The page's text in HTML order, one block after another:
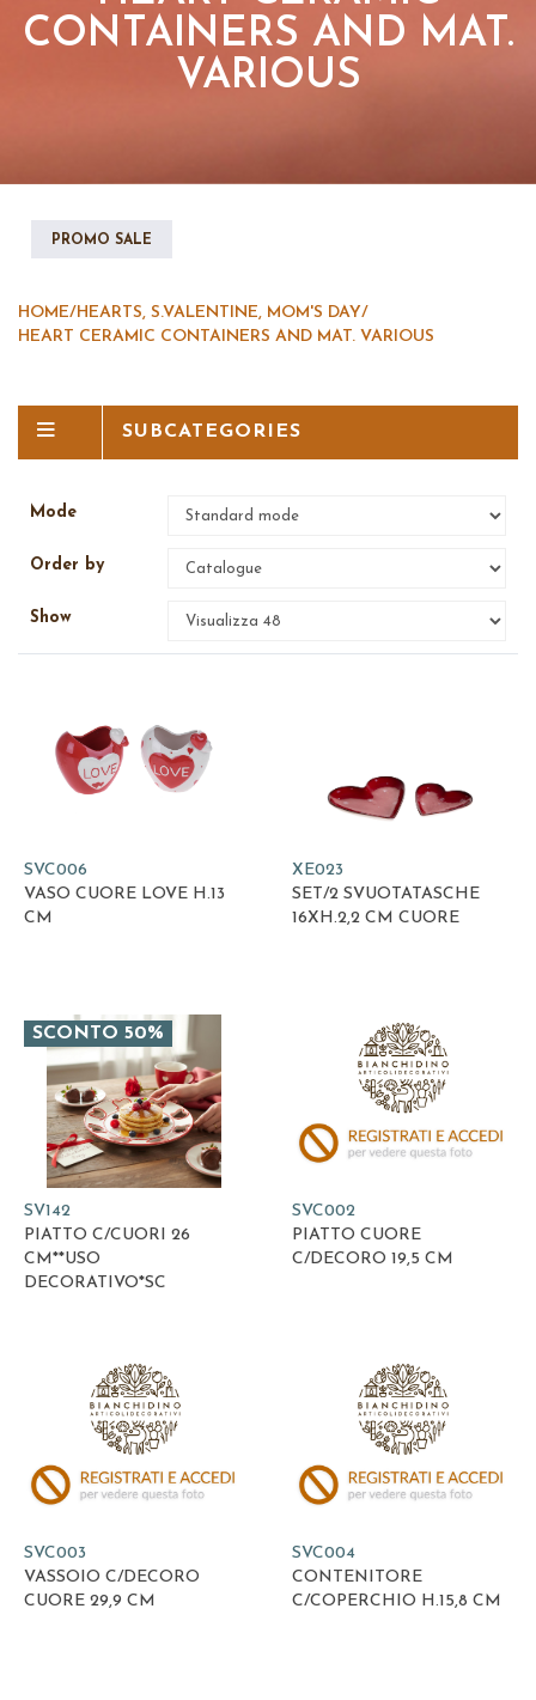
CONTAINERS AND MAT.
VARIOUS
PROMO SALE
HOME/HEARTS, S.VALENTINE, MOM'S DAY/
HEART CERAMIC CONTAINERS AND MAT. VARIOUS
SUBCATEGORIES
Mode
Order by
Show
SVC006
VASO CUORE LOVE H.13
CM
XE023
SET/2 SVUOTATASCHE
16XH.2,2 CM CUORE
SV142
PIATTO C/CUORI 26
CM**USO
DECORATIVO*SC
SCONTO 50%
SVC002
PIATTO CUORE
C/DECORO 19,5 CM
SVC003
VASSOIO C/DECORO
CUORE 29,9 CM
SVC004
CONTENITORE
C/COPERCHIO H.15,8 CM